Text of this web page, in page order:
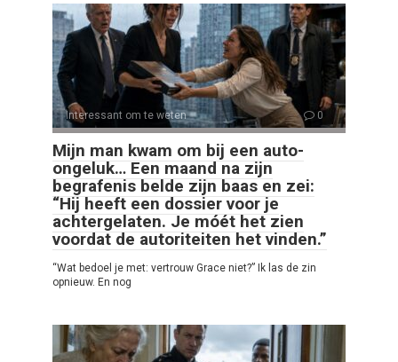
Interessant om te weten 0
Mijn man kwam om bij een auto-
ongeluk… Een maand na zijn
begrafenis belde zijn baas en zei:
“Hij heeft een dossier voor je
achtergelaten. Je móét het zien
voordat de autoriteiten het vinden.”
“Wat bedoel je met: vertrouw Grace niet?” Ik las de zin
opnieuw. En nog